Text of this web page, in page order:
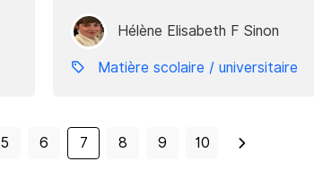
Hélène Elisabeth F Sinon
Matière scolaire / universitaire
5 6 7 8 9 10